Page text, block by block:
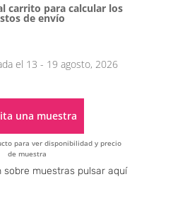
carrito para calcular los
de envío
el 13 - 19 agosto, 2026
una muestra
para ver disponibilidad y precio
de muestra
Alternative:
sobre muestras pulsar aquí